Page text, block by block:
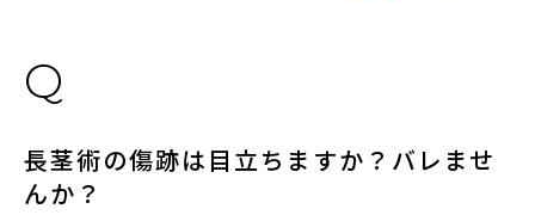
長茎術の傷跡は目立ちますか？バレませ
んか？